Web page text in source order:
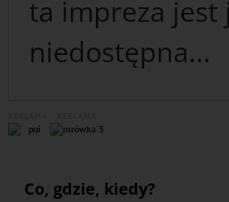
ta impreza jest
niedostępna...
Co, gdzie, kiedy?